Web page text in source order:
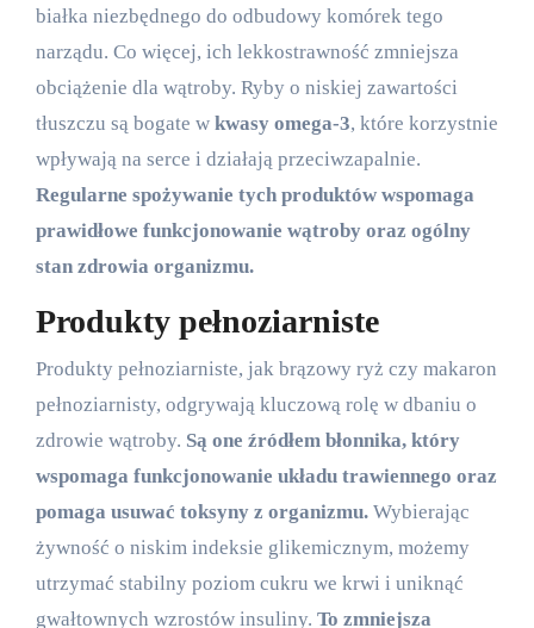
białka niezbędnego do odbudowy komórek tego
narządu. Co więcej, ich lekkostrawność zmniejsza
obciążenie dla wątroby. Ryby o niskiej zawartości
tłuszczu są bogate w kwasy omega-3, które korzystnie
wpływają na serce i działają przeciwzapalnie.
Regularne spożywanie tych produktów wspomaga
prawidłowe funkcjonowanie wątroby oraz ogólny
stan zdrowia organizmu.
Produkty pełnoziarniste
Produkty pełnoziarniste, jak brązowy ryż czy makaron
pełnoziarnisty, odgrywają kluczową rolę w dbaniu o
zdrowie wątroby. Są one źródłem błonnika, który
wspomaga funkcjonowanie układu trawiennego oraz
pomaga usuwać toksyny z organizmu.Wybierając
żywność o niskim indeksie glikemicznym, możemy
utrzymać stabilny poziom cukru we krwi i uniknąć
gwałtownych wzrostów insuliny. To zmniejsza